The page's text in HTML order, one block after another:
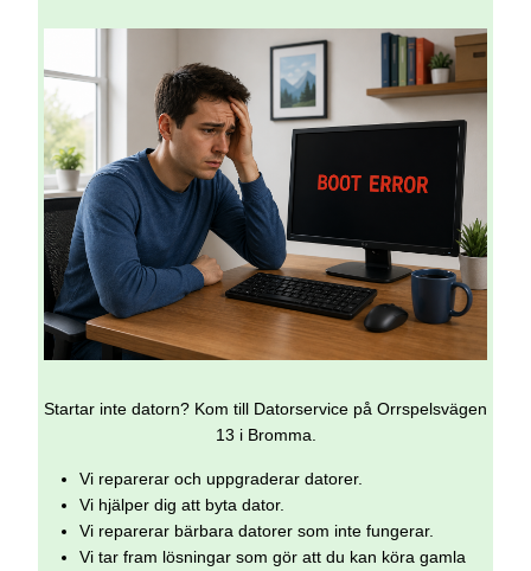
Startar inte datorn? Kom till Datorservice på Orrspelsvägen
13 i Bromma.
Vi reparerar och uppgraderar datorer.
Vi hjälper dig att byta dator.
Vi reparerar bärbara datorer som inte fungerar.
Vi tar fram lösningar som gör att du kan köra gamla